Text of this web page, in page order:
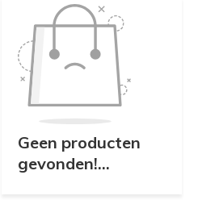
Geen producten
gevonden!...